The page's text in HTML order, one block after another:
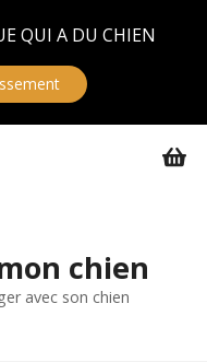
QUI A DU CHIEN
chien
avec son chien